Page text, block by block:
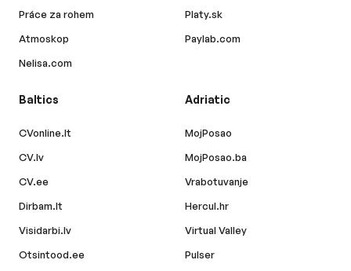
Práce za rohem
Atmoskop
Nelisa.com
Platy.sk
Paylab.com
Baltics
CVonline.lt
CV.lv
CV.ee
Dirbam.lt
Visidarbi.lv
Otsintood.ee
Adriatic
MojPosao
MojPosao.ba
Vrabotuvanje
Hercul.hr
Virtual Valley
Pulser